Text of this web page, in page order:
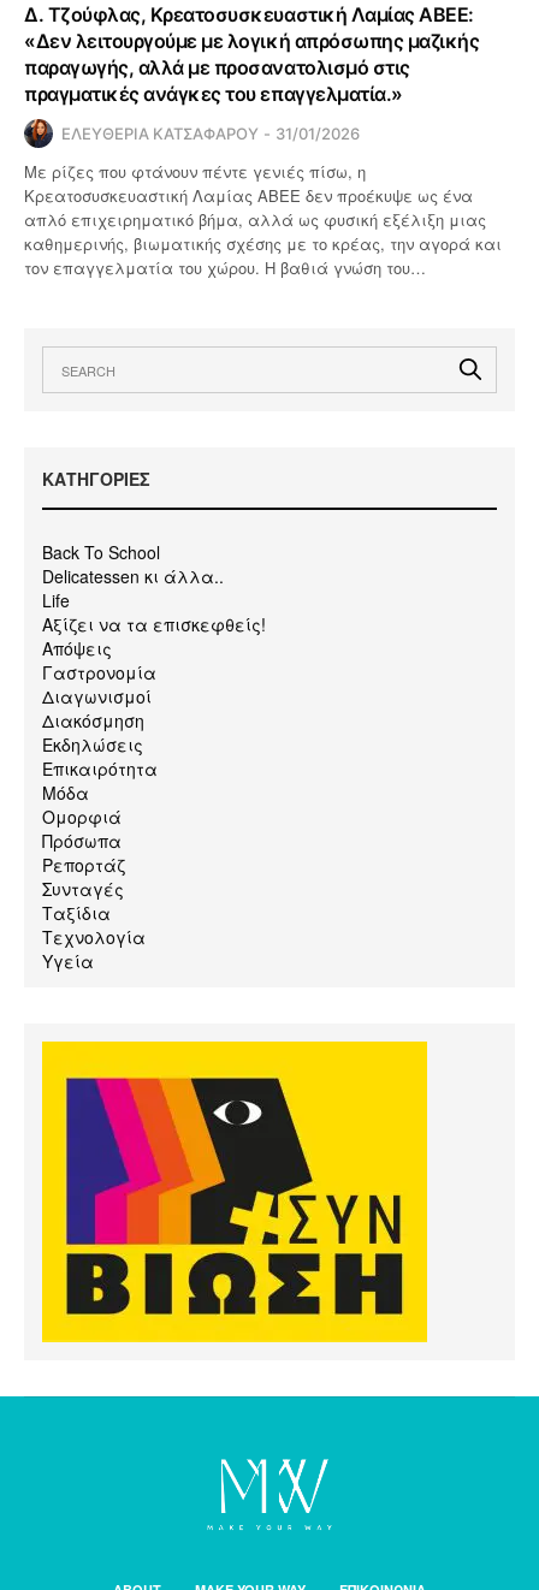
Δ. Τζούφλας, Κρεατοσυσκευαστική Λαμίας ΑΒΕΕ:
«Δεν λειτουργούμε με λογική απρόσωπης μαζικής
παραγωγής, αλλά με προσανατολισμό στις
πραγματικές ανάγκες του επαγγελματία.»
ΕΛΕΥΘΕΡΙΑ ΚΑΤΣΑΦΑΡΟΥ 31/01/2026
Με ρίζες που φτάνουν πέντε γενιές πίσω, η
Κρεατοσυσκευαστική Λαμίας ΑΒΕΕ δεν προέκυψε ως ένα
απλό επιχειρηματικό βήμα, αλλά ως φυσική εξέλιξη μιας
καθημερινής, βιωματικής σχέσης με το κρέας, την αγορά και
τον επαγγελματία του χώρου. Η βαθιά γνώση του…
KΑΤΗΓΟΡΙΕΣ
Back To School
Delicatessen κι άλλα..
Life
Αξίζει να τα επισκεφθείς!
Απόψεις
Γαστρονομία
Διαγωνισμοί
Διακόσμηση
Εκδηλώσεις
Επικαιρότητα
Μόδα
Ομορφιά
Πρόσωπα
Ρεπορτάζ
Συνταγές
Ταξίδια
Τεχνολογία
Υγεία